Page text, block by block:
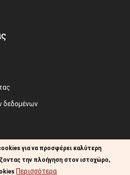
δεδομένων
by Freepik
για να προσφέρει καλύτερη
την πλοήγηση στον ιστοχώρο,
Περισσότερα